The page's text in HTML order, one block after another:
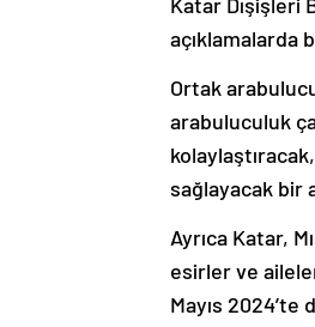
açıklamalarda
Ortak
arabuluculuk
sağlayacak bir
Ayrıca Katar,
esirler ve
Mayıs